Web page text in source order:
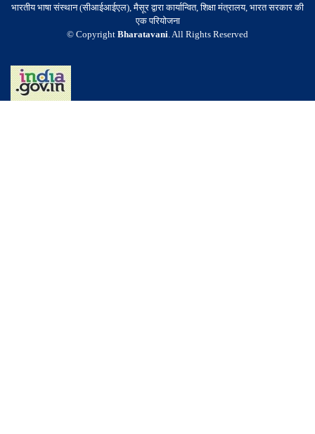
भारतीय भाषा संस्थान (सीआईआईएल), मैसूर द्वारा कार्यान्वित, शिक्षा मंत्रालय, भारत सरकार की
एक परियोजना
© Copyright Bharatavani. All Rights Reserved